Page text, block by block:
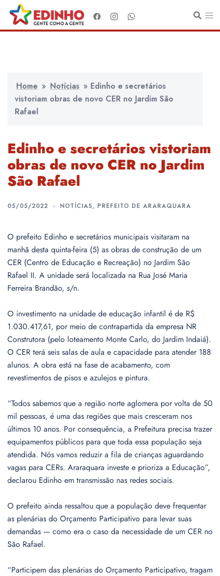
para
o
Home » Notícias » Edinho e secretários
vistoriam obras de novo CER no Jardim São
Rafael
Edinho e secretários vistoriam
obras de novo CER no Jardim
São Rafael
05/05/2022 NOTÍCIAS, PREFEITO DE ARARAQUARA
O prefeito Edinho e secretários municipais visitaram na
manhã desta quinta-feira (5) as obras de construção de um
CER (Centro de Educação e Recreação) no Jardim São
Rafael II. A unidade será localizada na Rua José Maria
Ferreira Brandão, s/n.
O investimento na unidade de educação infantil é de R$
1.030.417,61, por meio de contrapartida da empresa NR
Construtora (pelo loteamento Monte Carlo, do Jardim Indaiá).
O CER terá seis salas de aula e capacidade para atender 188
alunos. A obra está na fase de acabamento, com
revestimentos de pisos e azulejos e pintura.
“Todos sabemos que a região norte aglomera por volta de 50
mil pessoas, é uma das regiões que mais cresceram nos
últimos 10 anos. Por consequência, a Prefeitura precisa trazer
equipamentos públicos para que toda essa população seja
atendida. Nós vamos reduzir a fila de crianças aguardando
vagas para CERs. Araraquara investe e prioriza a Educação”,
declarou Edinho em transmissão nas redes sociais.
O prefeito ainda ressaltou que a população deve frequentar
as plenárias do Orçamento Participativo para levar suas
demandas — como era o caso da necessidade de um CER no
São Rafael.
“Participem das plenárias do Orçamento Participativo, tragam